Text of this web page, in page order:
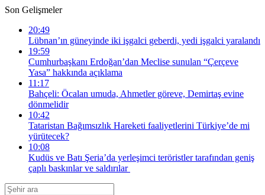
Son Gelişmeler
20:49
Lübnan’ın güneyinde iki işgalci geberdi, yedi işgalci yaralandı
19:59
Cumhurbaşkanı Erdoğan’dan Meclise sunulan “Çerçeve
Yasa” hakkında açıklama
11:17
Bahçeli: Öcalan umuda, Ahmetler göreve, Demirtaş evine
dönmelidir
10:42
Tataristan Bağımsızlık Hareketi faaliyetlerini Türkiye’de mi
yürütecek?
10:08
Kudüs ve Batı Şeria’da yerleşimci teröristler tarafından geniş
çaplı baskınlar ve saldırılar